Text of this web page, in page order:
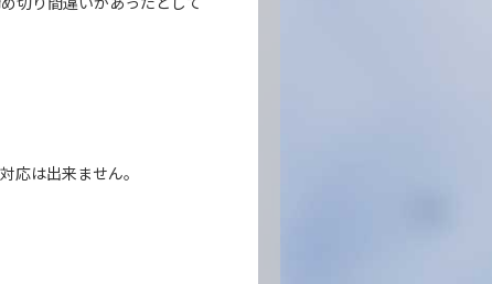
応は出来ません。